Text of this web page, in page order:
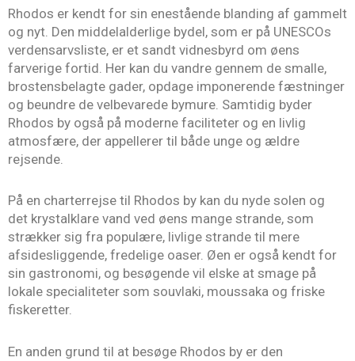
Rhodos er kendt for sin enestående blanding af gammelt
og nyt. Den middelalderlige bydel, som er på UNESCOs
verdensarvsliste, er et sandt vidnesbyrd om øens
farverige fortid. Her kan du vandre gennem de smalle,
brostensbelagte gader, opdage imponerende fæstninger
og beundre de velbevarede bymure. Samtidig byder
Rhodos by også på moderne faciliteter og en livlig
atmosfære, der appellerer til både unge og ældre
rejsende.
På en charterrejse til Rhodos by kan du nyde solen og
det krystalklare vand ved øens mange strande, som
strækker sig fra populære, livlige strande til mere
afsidesliggende, fredelige oaser. Øen er også kendt for
sin gastronomi, og besøgende vil elske at smage på
lokale specialiteter som souvlaki, moussaka og friske
fiskeretter.
En anden grund til at besøge Rhodos by er den